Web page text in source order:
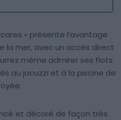
» présente l’avantage
la mer, avec un accès direct
même admirer ses flots
au jacuzzi et à la piscine de
et décoré de façon très